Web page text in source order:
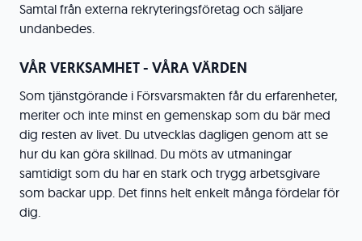
Samtal från externa rekryteringsföretag och säljare
undanbedes.
VÅR VERKSAMHET - VÅRA VÄRDEN
Som tjänstgörande i Försvarsmakten får du erfarenheter,
meriter och inte minst en gemenskap som du bär med
dig resten av livet. Du utvecklas dagligen genom att se
hur du kan göra skillnad. Du möts av utmaningar
samtidigt som du har en stark och trygg arbetsgivare
som backar upp. Det finns helt enkelt många fördelar för
dig.